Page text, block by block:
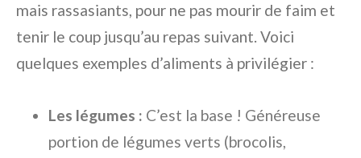
mais rassasiants, pour ne pas mourir de faim et
tenir le coup jusqu’au repas suivant. Voici
quelques exemples d’aliments à privilégier :
Les légumes : C’est la base ! Généreuse
portion de légumes verts (brocolis,